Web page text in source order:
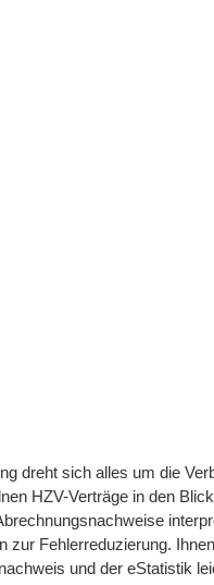
dreht sich alles um die
HZV-Verträge in den
zur Fehlerreduzierung.
und der eStatistik